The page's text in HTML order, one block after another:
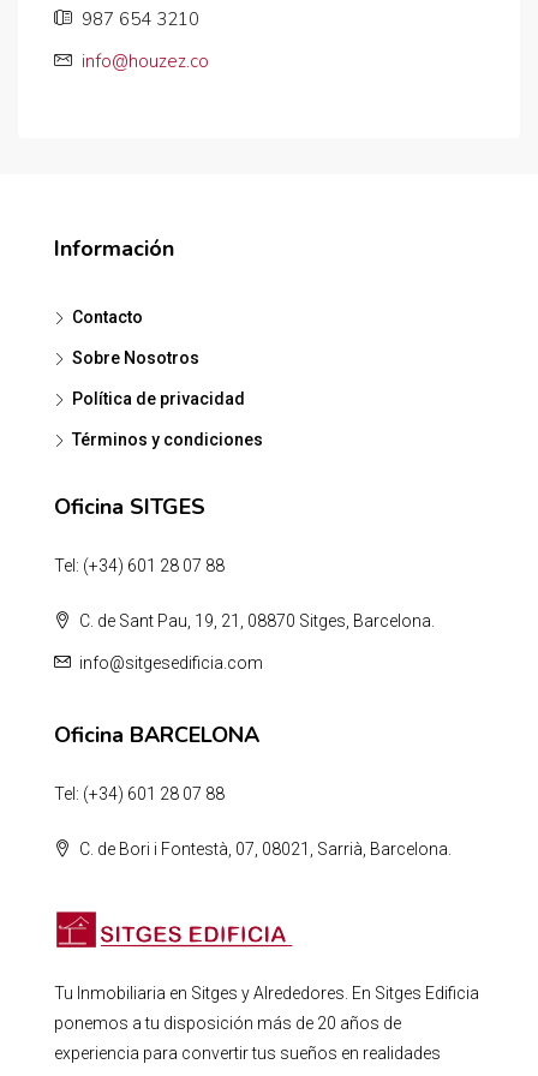
987 654 3210
info@houzez.co
Información
Contacto
Sobre Nosotros
Política de privacidad
Términos y condiciones
Oficina SITGES
Tel: (+34) 601 28 07 88
C. de Sant Pau, 19, 21, 08870 Sitges, Barcelona.
info@sitgesedificia.com
Oficina BARCELONA
Tel: (+34) 601 28 07 88
C. de Bori i Fontestà, 07, 08021, Sarrià, Barcelona.
Tu Inmobiliaria en Sitges y Alrededores. En Sitges Edificia
ponemos a tu disposición más de 20 años de
experiencia para convertir tus sueños en realidades